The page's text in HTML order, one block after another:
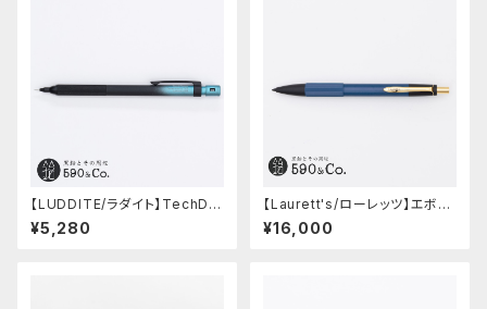
【LUDDITE/ラダイト】TechDra
w2 グラデーションモデル (LDB
-MP2GB1-05)
¥5,280
【Laurett's/ローレッツ】エボナ
イトシャープペンシル (藍)
¥16,000